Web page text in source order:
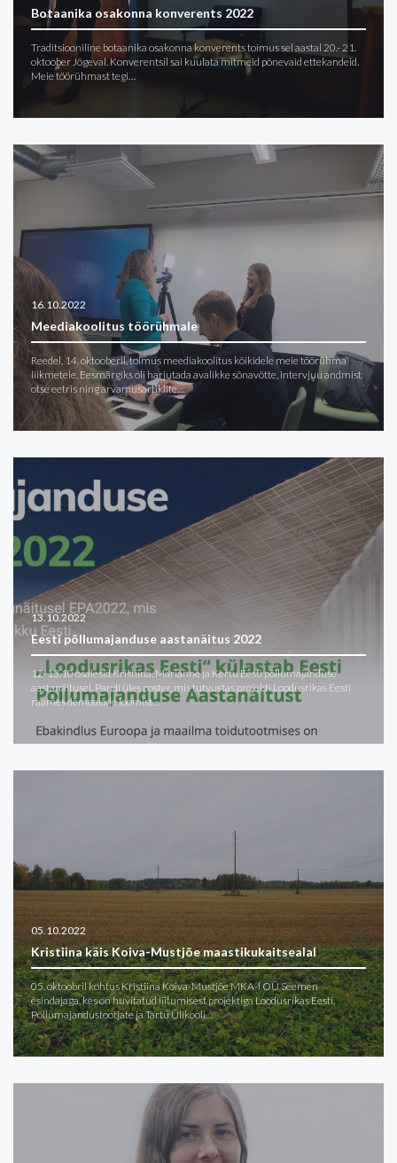
Botaanika osakonna konverents 2022
Traditsiooniline botaanika osakonna konverents toimus sel aastal 20.- 21.
oktoober Jõgeval. Konverentsil sai kuulata mitmeid põnevaid ettekandeid.
Meie töörühmast tegi…
16.10.2022
Meediakoolitus töörühmale
Reedel, 14. oktooberil, toimus meediakoolitus kõikidele meie töörühma
liikmetele. Eesmärgiks oli harjutada avalikke sõnavõtte, intervjuu andmist
otse eetris ning arvamusartiklite…
13.10.2022
Eesti põllumajanduse aastanäitus 2022
12-13.10 osalesid Kristiina, Marianne ja Kertu Eesti põllumajanduse
aastanäitusel. Pandi üles poster, mis tutvustas projekti Loodusrikas Eesti
raames demoalade loomist…
05.10.2022
Kristiina käis Koiva-Mustjõe maastikukaitsealal
05. oktoobril kohtus Kristiina Koiva-Mustjõe MKA-l OÜ Seemen
esindajaga, kes on huvitatud liitumisest projektiga Loodusrikas Eesti.
Põllumajandustootjate ja Tartu Ülikooli…